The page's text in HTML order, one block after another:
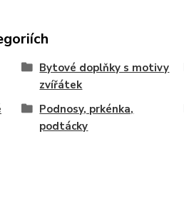
Bytové doplňky s motivy
zvířátek
Podnosy, prkénka,
podtácky